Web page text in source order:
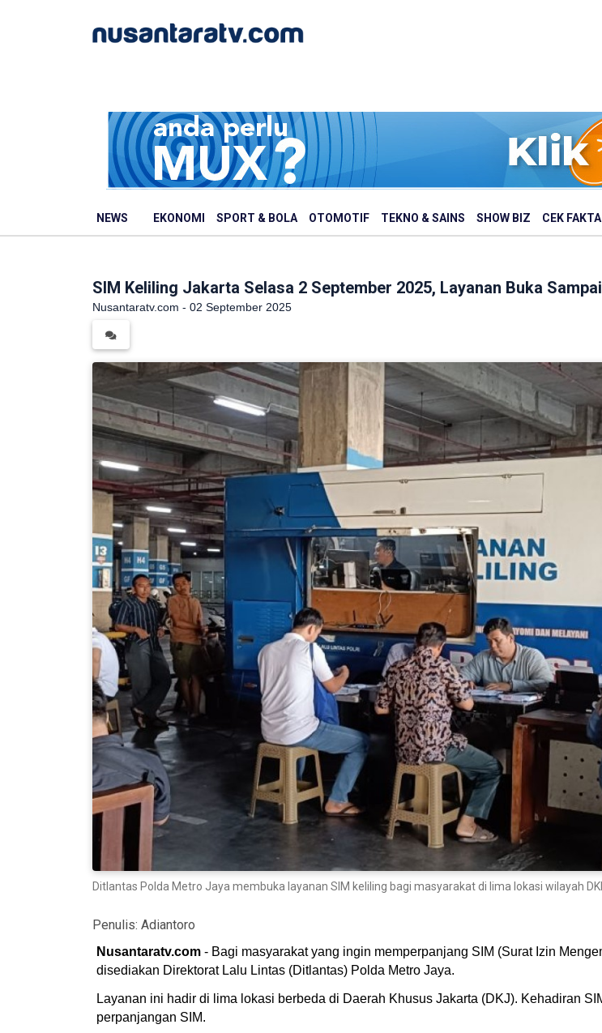
NEWS EKONOMI SPORT & BOLA OTOMOTIF TEKNO & SAINS SHOW BIZ CEK FAKTA
SIM Keliling Jakarta Selasa 2 September 2025, Layanan Buka
Nusantaratv.com - 02 September 2025
Ditlantas Polda Metro Jaya membuka layanan SIM keliling bagi masyarakat di lima lokasi wilayah
Penulis: Adiantoro
Nusantaratv.com - Bagi masyarakat yang ingin memperpanjang SIM (Surat Izin
disediakan Direktorat Lalu Lintas (Ditlantas) Polda Metro Jaya.
Layanan ini hadir di lima lokasi berbeda di Daerah Khusus Jakarta (DKJ). Kehadiran
perpanjangan SIM.